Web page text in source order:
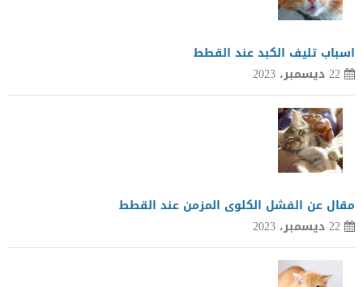
اسباب تليف الكبد عند القطط
22 ديسمبر، 2023
مقال عن الفشل الكلوى المزمن عند القطط
22 ديسمبر، 2023